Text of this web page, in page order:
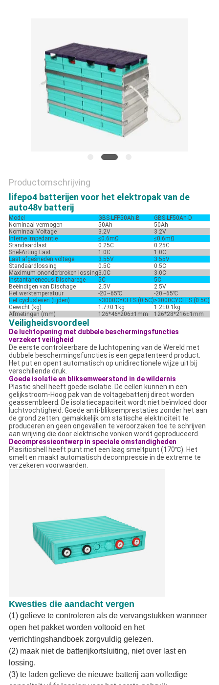
Productomschrijving
lifepo4 batterijen voor het elektropak van de
auto48v batterij
Model GBS-LFP50Ah-B
GBS-LF50Ah-D
Nominaal vermogen
50Ah
50Ah
Nominaal Voltage
3.2V
3.2V
Interne Impedantie
≤0.6mΩ
≤0.6mΩ
Standaardlast
0.25C
0.25C
Snel-Arting Last
1.0C
1.0C
Last afgesneden voltage
3.55V
3.55V
Standaardlossing
0.5C
0.5C
Maximum ononderbroken lossing3.0C
3.0C
Instantaneneous Discharege
5C
5C
Beëindigen van Dischage
2.5V
2.5V
Het werktemperatuur
-20~65℃
-20~65℃
Het cyclusleven (tijden)
>3000CYCLES (0.5C)>3000CYCLES(0.5C)
Gewicht (kg)
1.7±0.1kg
1.2±0.1kg
Afmetingen (mm)
126*46*206±1mm 126*28*216±1mm
Veiligheidsvoordeel
De luchtopening met dubbele beschermingsfuncties
verzekert veiligheid
De eerste controleerbare de luchtopening van de Wereld met
dubbele beschermingsfuncties is een gepatenteerd product.
Het put en opent automatisch op unidirectionele wijze uit bij
verschillende druk.
Goede isolatie en bliksemweerstand in de wildernis
Plastic shell heeft goede isolatie. De cellen kunnen in een
gelijkstroom-Hoog pak van de voltagebatterij direct worden
geassembleerd. De isolatiecapaciteit wordt niet beïnvloed door
luchtvochtigheid. Goede anti-bliksemprestaties zonder het aan
de grond zetten. gemakkelijk om statische elektriciteit te
produceren en geen ongevallen te veroorzaken toe te schrijven
aan wrijving die door elektrische vonken wordt geproduceerd.
Decompressieontwerp in speciale omstandigheden
Plasiticshell heeft punt met een laag smeltpunt (170℃). Het
smelt en maakt automatisch decompressie in de extreme te
verzekeren voorwaarden.
Kwesties die aandacht vergen
(1) gelieve te controleren als de vervangstukken wanneer
open het pakket worden voltooid en het
verrichtingshandboek zorgvuldig gelezen.
(2) maak niet de batterijkortsluiting, niet over last en
lossing.
(3) te laden gelieve de nieuwe batterij aan volledige